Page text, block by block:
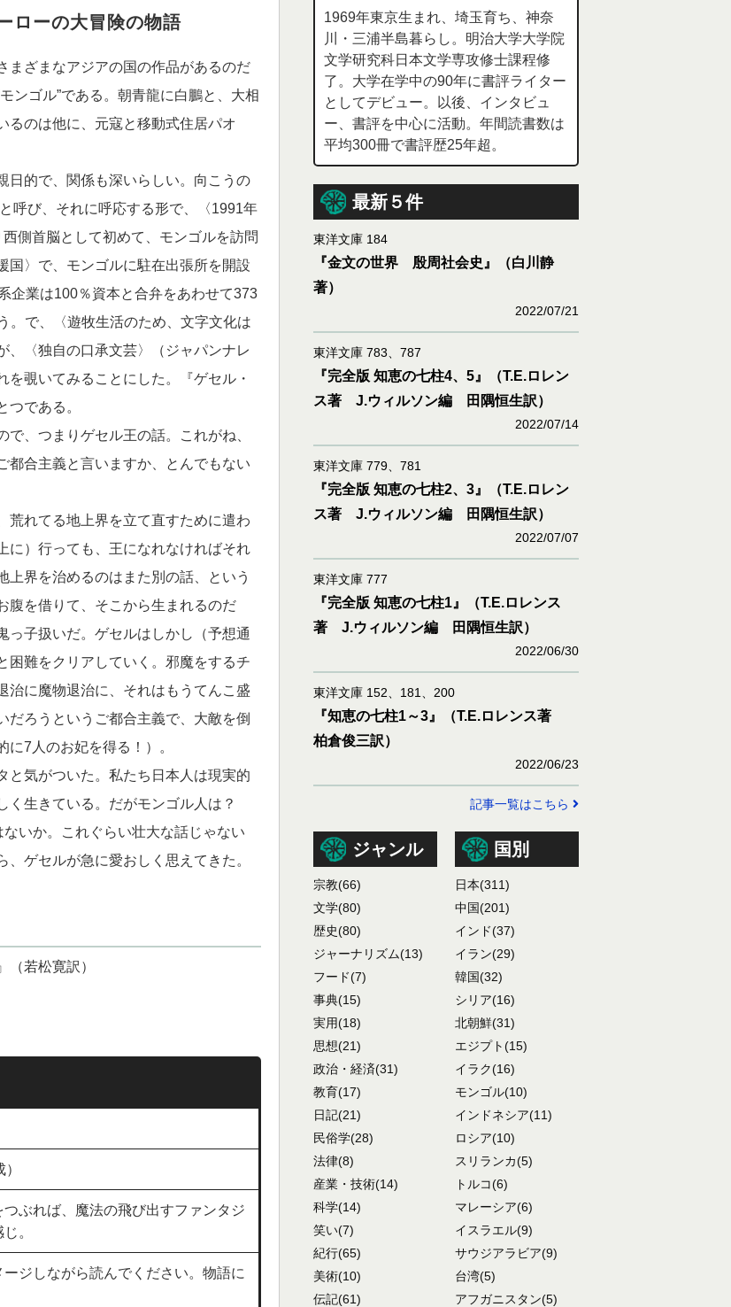
ローの大冒険の物語
ざまなアジアの国の作品があるのだ
ンゴル”である。朝青龍に白鵬と、大相
るのは他に、元寇と移動式住居パオ
的で、関係も深いらしい。向こうの
呼び、それに呼応する形で、〈1991年
側首脳として初めて、モンゴルを訪問
国〉で、モンゴルに駐在出張所を開設
企業は100％資本と合弁をあわせて373
。で、〈遊牧生活のため、文字文化は
、〈独自の口承文芸〉（ジャパンナレ
覗いてみることにした。『ゲセル・
である。
、つまりゲセル王の話。これがね、
都合主義と言いますか、とんでもない
れてる地上界を立て直すために遣わ
に）行っても、王になれなければそれ
上界を治めるのはまた別の話、という
腹を借りて、そこから生まれるのだ
っ子扱いだ。ゲセルはしかし（予想通
困難をクリアしていく。邪魔をするチ
治に魔物退治に、それはもうてんこ盛
だろうというご都合主義で、大敵を倒
7人のお妃を得る！）。
気がついた。私たち日本人は現実的
く生きている。だがモンゴル人は？
いか。これぐらい壮大な話じゃない
ゲセルが急に愛おしく思えてきた。
若松寛訳）
ぶれば、魔法の飛び出すファンタジ
。
ジしながら読んでください。物語に
1969年東京生まれ、埼玉育ち、神奈
川・三浦半島暮らし。明治大学大学院
文学研究科日本文学専攻修士課程修
了。大学在学中の90年に書評ライター
としてデビュー。以後、インタビュ
ー、書評を中心に活動。年間読書数は
平均300冊で書評歴25年超。
最新５件
東洋文庫 184
『金文の世界 殷周社会史』（白川静
著）
2022/07/21
東洋文庫 783、787
『完全版 知恵の七柱4、5』（T.E.ロレン
ス著 J.ウィルソン編 田隅恒生訳）
2022/07/14
東洋文庫 779、781
『完全版 知恵の七柱2、3』（T.E.ロレン
ス著 J.ウィルソン編 田隅恒生訳）
2022/07/07
東洋文庫 777
『完全版 知恵の七柱1』（T.E.ロレンス
著 J.ウィルソン編 田隅恒生訳）
2022/06/30
東洋文庫 152、181、200
『知恵の七柱1～3』（T.E.ロレンス著
柏倉俊三訳）
2022/06/23
記事一覧はこちら
ジャンル
宗教(66)
文学(80)
歴史(80)
ジャーナリズム(13)
フード(7)
事典(15)
実用(18)
思想(21)
政治・経済(31)
教育(17)
日記(21)
民俗学(28)
法律(8)
産業・技術(14)
科学(14)
笑い(7)
紀行(65)
美術(10)
伝記(61)
国別
日本(311)
中国(201)
インド(37)
イラン(29)
韓国(32)
シリア(16)
北朝鮮(31)
エジプト(15)
イラク(16)
モンゴル(10)
インドネシア(11)
ロシア(10)
スリランカ(5)
トルコ(6)
マレーシア(6)
イスラエル(9)
サウジアラビア(9)
台湾(5)
アフガニスタン(5)